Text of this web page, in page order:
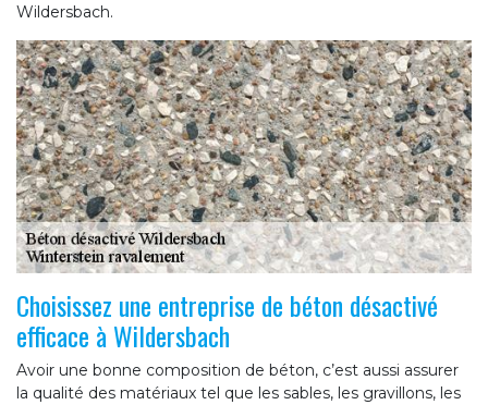
Wildersbach.
Choisissez une entreprise de béton désactivé
efficace à Wildersbach
Avoir une bonne composition de béton, c’est aussi assurer
la qualité des matériaux tel que les sables, les gravillons, les